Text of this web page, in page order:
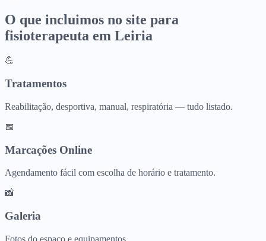
O que incluimos no site para
fisioterapeuta em Leiria
💪
Tratamentos
Reabilitação, desportiva, manual, respiratória — tudo listado.
📅
Marcações Online
Agendamento fácil com escolha de horário e tratamento.
📸
Galeria
Fotos do espaço e equipamentos.